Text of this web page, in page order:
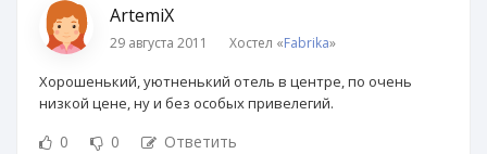
ArtemiX
29 августа 2011 Хостел «Fabrika»
Хорошенький, уютненький отель в центре, по очень
низкой цене, ну и без особых привелегий.
0 0 Ответить